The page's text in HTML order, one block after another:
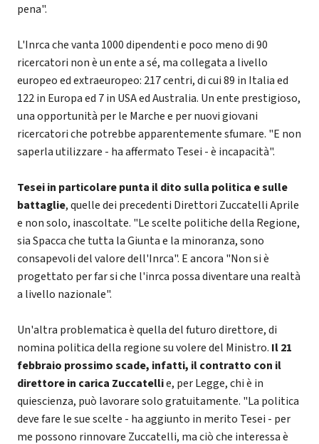
pena".
L'Inrca che vanta 1000 dipendenti e poco meno di 90
ricercatori non è un ente a sé, ma collegata a livello
europeo ed extraeuropeo: 217 centri, di cui 89 in Italia ed
122 in Europa ed 7 in USA ed Australia. Un ente prestigioso,
una opportunità per le Marche e per nuovi giovani
ricercatori che potrebbe apparentemente sfumare. "E non
saperla utilizzare - ha affermato Tesei - è incapacità".
Tesei in particolare punta il dito sulla politica e sulle
battaglie, quelle dei precedenti Direttori Zuccatelli Aprile
e non solo, inascoltate. "Le scelte politiche della Regione,
sia Spacca che tutta la Giunta e la minoranza, sono
consapevoli del valore dell'Inrca". E ancora "Non si è
progettato per far si che l'inrca possa diventare una realtà
a livello nazionale".
Un'altra problematica è quella del futuro direttore, di
nomina politica della regione su volere del Ministro. Il 21
febbraio prossimo scade, infatti, il contratto con il
direttore in carica Zuccatellie, per Legge, chi è in
quiescienza, può lavorare solo gratuitamente. "La politica
deve fare le sue scelte - ha aggiunto in merito Tesei - per
me possono rinnovare Zuccatelli, ma ciò che interessa è